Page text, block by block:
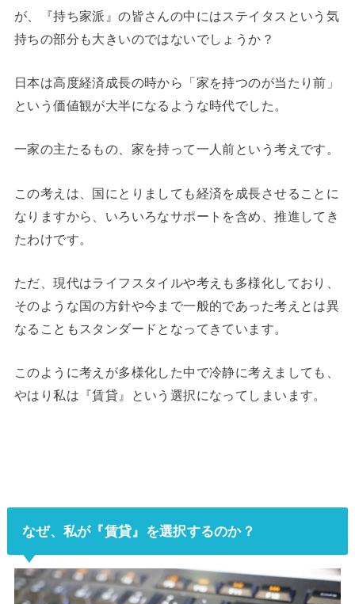
が、『持ち家派』の皆さんの中にはステイタスという気
持ちの部分も大きいのではないでしょうか？
日本は高度経済成長の時から「家を持つのが当たり前」
という価値観が大半になるような時代でした。
一家の主たるもの、家を持って一人前という考えです。
この考えは、国にとりましても経済を成長させることに
なりますから、いろいろなサポートを含め、推進してき
たわけです。
ただ、現代はライフスタイルや考えも多様化しており、
そのような国の方針や今まで一般的であった考えとは異
なることもスタンダードとなってきています。
このように考えが多様化した中で冷静に考えましても、
やはり私は『賃貸』という選択になってしまいます。
なぜ、私が『賃貸』を選択するのか？